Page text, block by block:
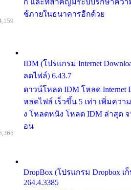
ก และที่สำคัญมีระบบรักษาควา
ช้ภายในธนาคารอีกด้วย
IDM (โปรแกรม Internet
ลดไฟล์) 6.43.7
ดาวน์โหลด IDM โหลด Internet
หลดไฟล์ เร็วขึ้น 5 เท่า เพิ่มควา
ง โหลดหนัง โหลด IDM ล่าสุด จ
อน
DropBox (โปรแกรม Dropbox
264.4.3385